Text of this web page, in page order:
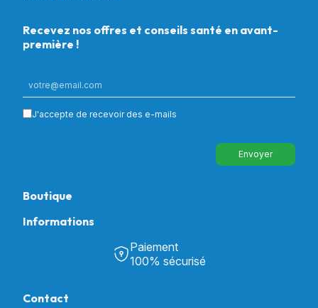
Recevez nos offres et conseils santé en avant-
première !
J'accepte de recevoir des e-mails
Envoyer
Boutique
Puériculture
Informations
Découvrir Univers Santé
Notre catalogue
Paiement
100% sécurisé
Contact